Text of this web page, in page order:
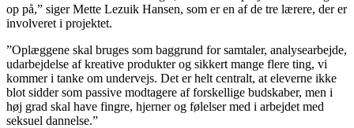
op på,” siger Mette Lezuik Hansen, som er en af de tre lærere, der er
involveret i projektet.
”Oplæggene skal bruges som baggrund for samtaler, analysearbejde,
udarbejdelse af kreative produkter og sikkert mange flere ting, vi
kommer i tanke om undervejs. Det er helt centralt, at eleverne ikke
blot sidder som passive modtagere af forskellige budskaber, men i
høj grad skal have fingre, hjerner og følelser med i arbejdet med
seksuel dannelse.”